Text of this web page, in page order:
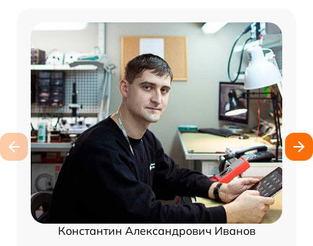
Константин Александрович Иванов